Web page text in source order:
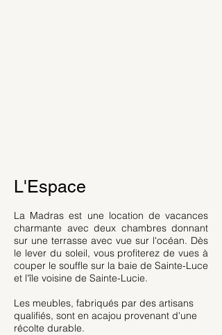
L'Espace
La Madras est une location de vacances
charmante avec deux chambres donnant
sur une terrasse avec vue sur l'océan. Dès
le lever du soleil, vous profiterez de vues à
couper le souffle sur la baie de Sainte-Luce
et l'île voisine de Sainte-Lucie.
Les meubles, fabriqués par des artisans
qualifiés, sont en acajou provenant d'une
récolte durable.